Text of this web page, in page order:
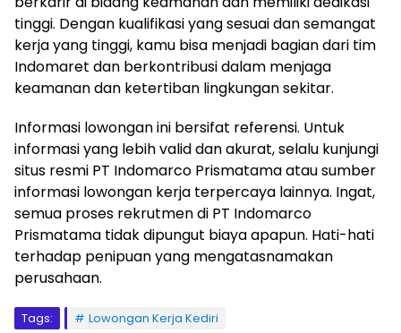
tinggi. Dengan kualifikasi yang sesuai dan semangat
kerja yang tinggi, kamu bisa menjadi bagian dari tim
Indomaret dan berkontribusi dalam menjaga
keamanan dan ketertiban lingkungan sekitar.
Informasi lowongan ini bersifat referensi. Untuk
informasi yang lebih valid dan akurat, selalu kunjungi
situs resmi PT Indomarco Prismatama atau sumber
informasi lowongan kerja terpercaya lainnya. Ingat,
semua proses rekrutmen di PT Indomarco
Prismatama tidak dipungut biaya apapun. Hati-hati
terhadap penipuan yang mengatasnamakan
perusahaan.
Tags: Lowongan Kerja Kediri